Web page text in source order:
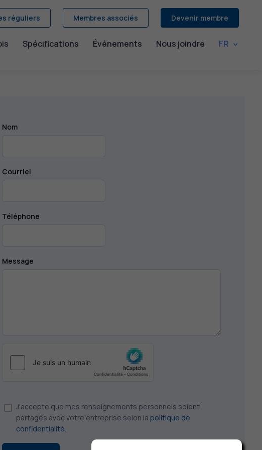
réguliers Membres associés Devenir membre
Spécifications Événements Nous joindre FR
Nom
Courriel
Téléphone
Message
J'accepte que mes renseignements personnels soient
partagés avec votre entreprise selon la politique de
confidentialité.